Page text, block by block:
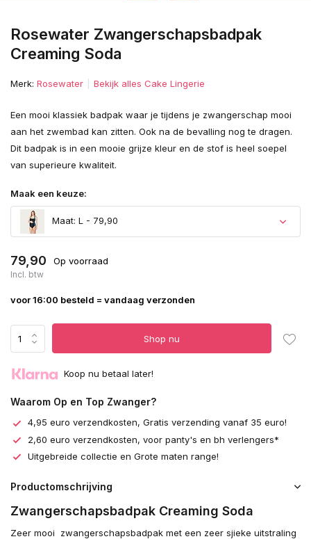
Rosewater Zwangerschapsbadpak
Creaming Soda
Merk: Rosewater Bekijk alles Cake Lingerie
Een mooi klassiek badpak waar je tijdens je zwangerschap mooi
aan het zwembad kan zitten. Ook na de bevalling nog te dragen.
Dit badpak is in een mooie grijze kleur en de stof is heel soepel
van superieure kwaliteit.
Maak een keuze:
Maat: L - 79,90
79,90 Op voorraad
Incl. btw
voor 16:00 besteld = vandaag verzonden
Shop nu
Koop nu betaal later!
Waarom Op en Top Zwanger?
4,95 euro verzendkosten, Gratis verzending vanaf 35 euro!
2,60 euro verzendkosten, voor panty's en bh verlengers*
Uitgebreide collectie en Grote maten range!
Productomschrijving
Zwangerschapsbadpak Creaming Soda
Zeer mooi zwangerschapsbadpak met een zeer sjieke uitstraling